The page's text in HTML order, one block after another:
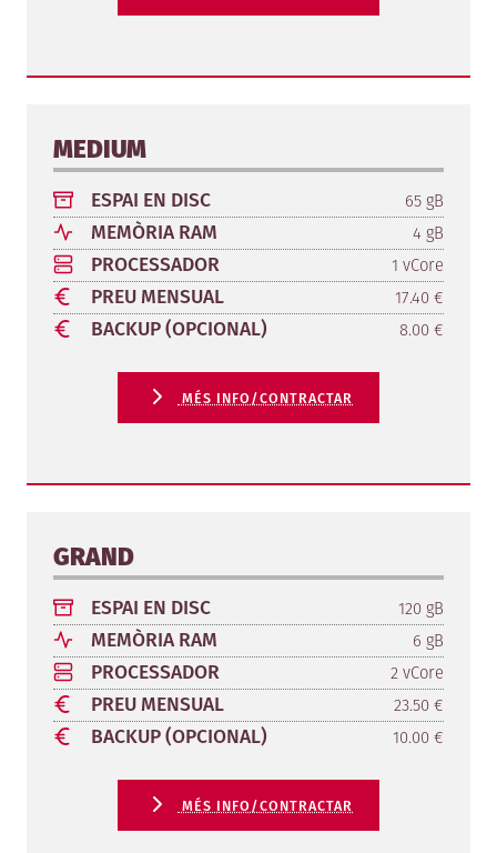
MEDIUM
ESPAI EN DISC 65 gB
MEMÒRIA RAM 4 gB
PROCESSADOR 1 vCore
PREU MENSUAL 17.40 €
BACKUP (OPCIONAL) 8.00 €
MÉS INFO/CONTRACTAR
GRAND
ESPAI EN DISC 120 gB
MEMÒRIA RAM 6 gB
PROCESSADOR 2 vCore
PREU MENSUAL 23.50 €
BACKUP (OPCIONAL) 10.00 €
MÉS INFO/CONTRACTAR